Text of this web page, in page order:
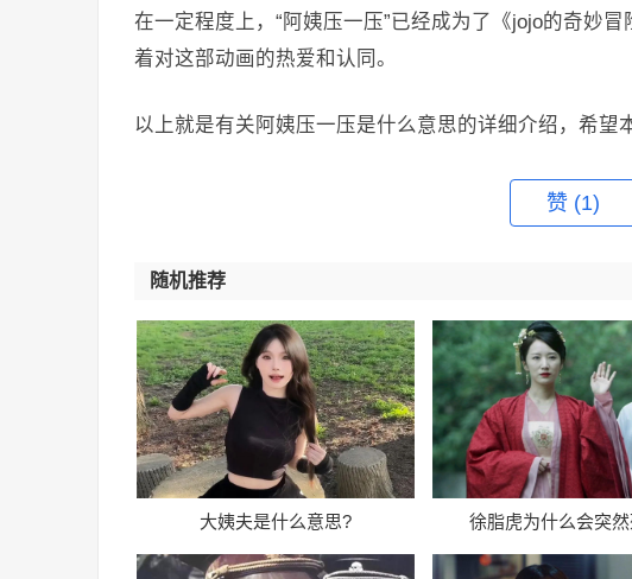
在一定程度上，“阿姨压一压”已经成为了《jojo的奇妙
着对这部动画的热爱和认同。
以上就是有关阿姨压一压是什么意思的详细介绍，希望
赞 (1)
随机推荐
大姨夫是什么意思? 徐脂虎为什么会突